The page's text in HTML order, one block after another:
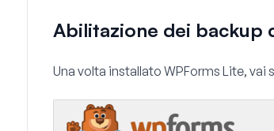
Abilitazione dei backup
Una volta installato WPForms Lite, vai